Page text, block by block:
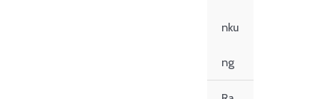
nku
ng